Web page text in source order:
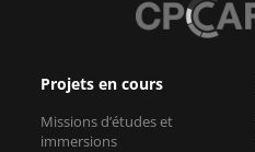
Projets en cours
Missions d’études et
immersions